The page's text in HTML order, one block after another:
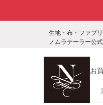
生地・布・ファブ
ノムラテーラー公
お